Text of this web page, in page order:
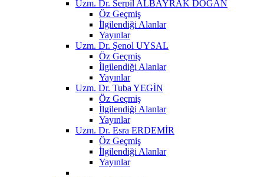
Uzm. Dr. Serpil ALBAYRAK DOĞAN
Öz Geçmiş
İlgilendiği Alanlar
Yayınlar
Uzm. Dr. Şenol UYSAL
Öz Geçmiş
İlgilendiği Alanlar
Yayınlar
Uzm. Dr. Tuba YEGİN
Öz Geçmiş
İlgilendiği Alanlar
Yayınlar
Uzm. Dr. Esra ERDEMİR
Öz Geçmiş
İlgilendiği Alanlar
Yayınlar